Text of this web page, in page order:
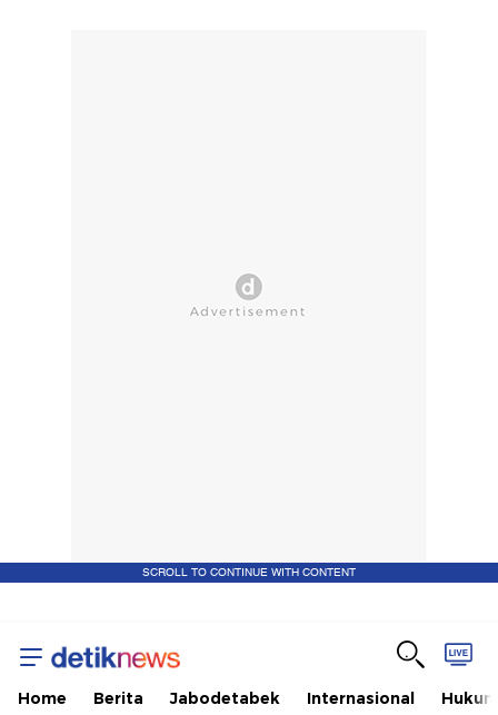
SCROLL TO CONTINUE WITH CONTENT
Home Berita Jabodetabek Internasional Hukum